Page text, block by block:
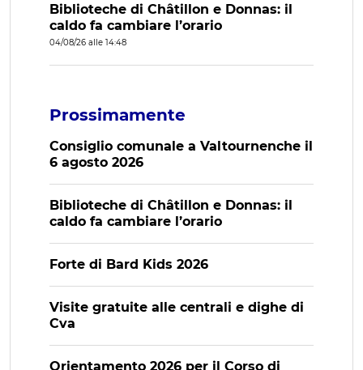
Biblioteche di Châtillon e Donnas: il
caldo fa cambiare l’orario
04/08/26 alle 14:48
Prossimamente
Consiglio comunale a Valtournenche il
6 agosto 2026
Biblioteche di Châtillon e Donnas: il
caldo fa cambiare l’orario
Forte di Bard Kids 2026
Visite gratuite alle centrali e dighe di
Cva
Orientamento 2026 per il Corso di